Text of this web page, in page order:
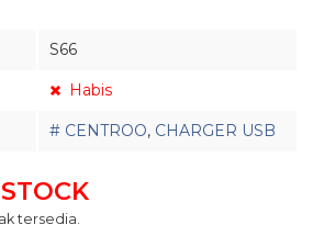
S66
Habis
# CENTROO, CHARGER USB
tersedia.